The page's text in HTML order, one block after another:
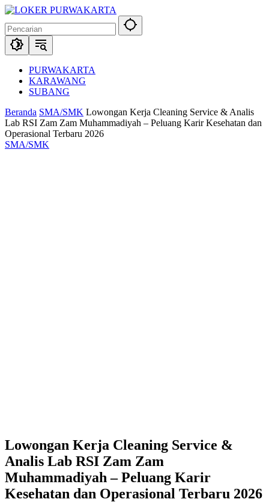
Langsung
konten
PURWAKARTA
KARAWANG
SUBANG
Beranda SMA/SMK Lowongan Kerja Cleaning Service & Analis
Lab RSI Zam Zam Muhammadiyah – Peluang Karir Kesehatan dan
Operasional Terbaru 2026
SMA/SMK
Lowongan Kerja Cleaning Service &
Analis Lab RSI Zam Zam
Muhammadiyah – Peluang Karir
Kesehatan dan Operasional Terbaru 2026